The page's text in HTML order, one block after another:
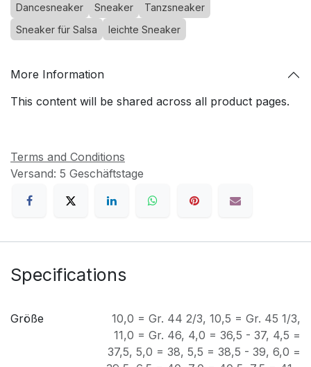
Dancesneaker Sneaker
Tanzsneaker
Sneaker für Salsa
leichte Sneaker
More Information
This content will be shared across all product pages.
Terms and Conditions
Versand: 5 Geschäftstage
Specifications
Größe 10,0 = Gr. 44 2/3, 10,5 = Gr. 45 1/3,
11,0 = Gr. 46, 4,0 = 36,5 - 37, 4,5 =
37,5, 5,0 = 38, 5,5 = 38,5 - 39, 6,0 =